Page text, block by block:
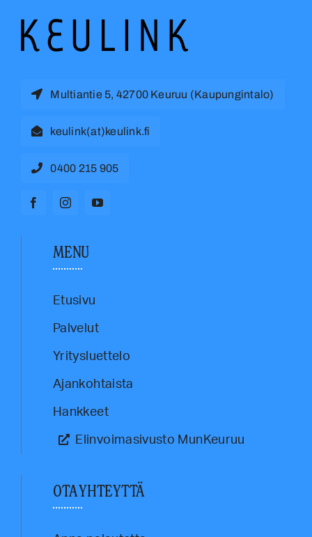
Multiantie 5, 42700 Keuruu (Kaupungintalo)
keulink(at)keulink.fi
0400 215 905
MENU
Etusivu
Palvelut
Yritysluettelo
Ajankohtaista
Hankkeet
Elinvoimasivusto MunKeuruu
OTA YHTEYTTÄ